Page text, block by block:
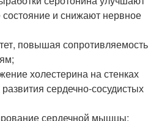
и снижают нервное
повышая сопротивляемость
холестерина на стенках
сердечно-сосудистых
сердечной мышцы;